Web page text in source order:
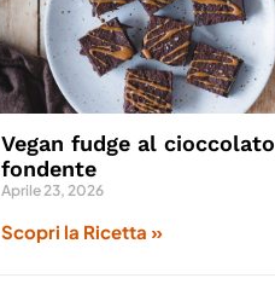
Vegan fudge al cioccolato
fondente
Aprile 23, 2026
Scopri la Ricetta »